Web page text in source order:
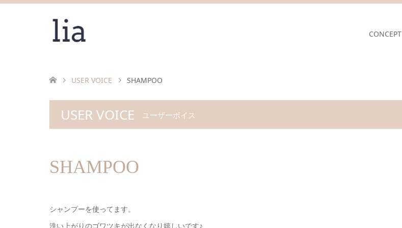
CONCEPT
USER VOICE SHAMPOO
USER VOICE ユーザーボイス
SHAMPOO
シャンプーを使ってます。
洗い上がりのゴワツキが出なくなり嬉しいです♪